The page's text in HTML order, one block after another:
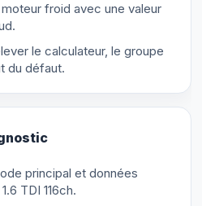
froid avec une valeur
le calculateur, le groupe
du défaut.
principal et données
TDI 116ch.